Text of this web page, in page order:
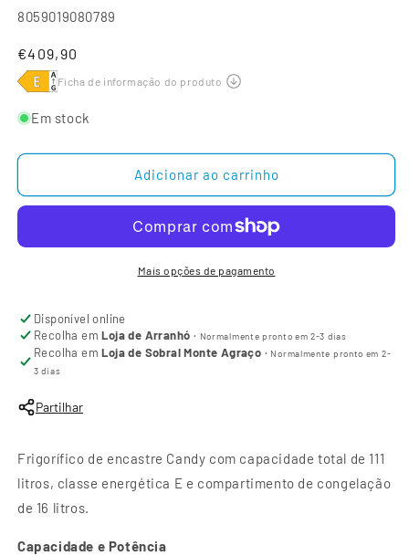
SKU:
8059019080789
Preço
normal
€409,90
Em stock
Adicionar ao carrinho
Mais opções de pagamento
Disponível online
Recolha emLoja de Arranhó · Normalmente pronto em 2-3 dias
Recolha emLoja de Sobral Monte Agraço · Normalmente pronto em 2-
3 dias
Partilhar
Frigorífico de encastre Candy com capacidade total de 111
litros, classe energética E e compartimento de congelação
de 16 litros.
Capacidade e Potência